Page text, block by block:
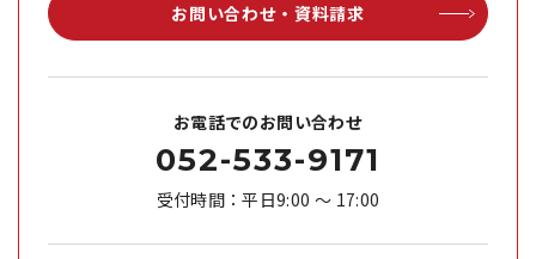
お問い合わせ・資料請求
お電話でのお問い合わせ
052-533-9171
受付時間：平日9:00 ～ 17:00